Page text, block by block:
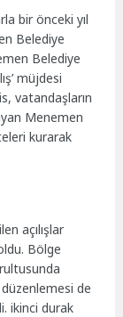
bir önceki yıl
Belediye
Belediye
müjdesi
vatandaşların
Menemen
kurarak
açılışlar
Bölge
de
ikinci durak